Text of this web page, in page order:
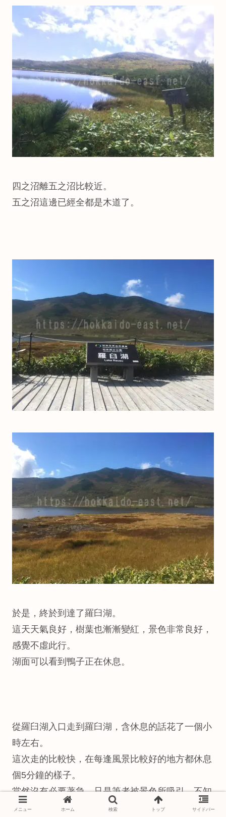
四之沼離五之沼比較近。
五之沼這邊已經全都是木道了。
於是，終於到達了羅臼湖。
這天天氣良好，樹葉也漸漸變紅，景色非常良好，
感覺不虛此行。
湖面可以看到鴨子正在休息。
從羅臼湖入口走到羅臼湖，含休息的話花了一個小
時左右。
這次走的比較快，在每逢風景比較好的地方都休息
個5分鐘的樣子。
當然沒有必要著急，只是筆者被景色所吸引，不知
不覺地就加快了腳步。
メニュー ホーム 検索 トップ サイドバー